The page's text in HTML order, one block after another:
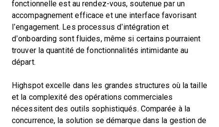
fonctionnelle est au rendez-vous, soutenue par un
accompagnement efficace et une interface favorisant
l’engagement. Les processus d’intégration et
d’onboarding sont fluides, même si certains pourraient
trouver la quantité de fonctionnalités intimidante au
départ.
Highspot excelle dans les grandes structures où la taille
et la complexité des opérations commerciales
nécessitent des outils sophistiqués. Comparée à la
concurrence, la solution se démarque dans la gestion de